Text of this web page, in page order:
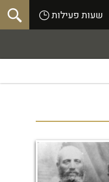
שעות פעילות